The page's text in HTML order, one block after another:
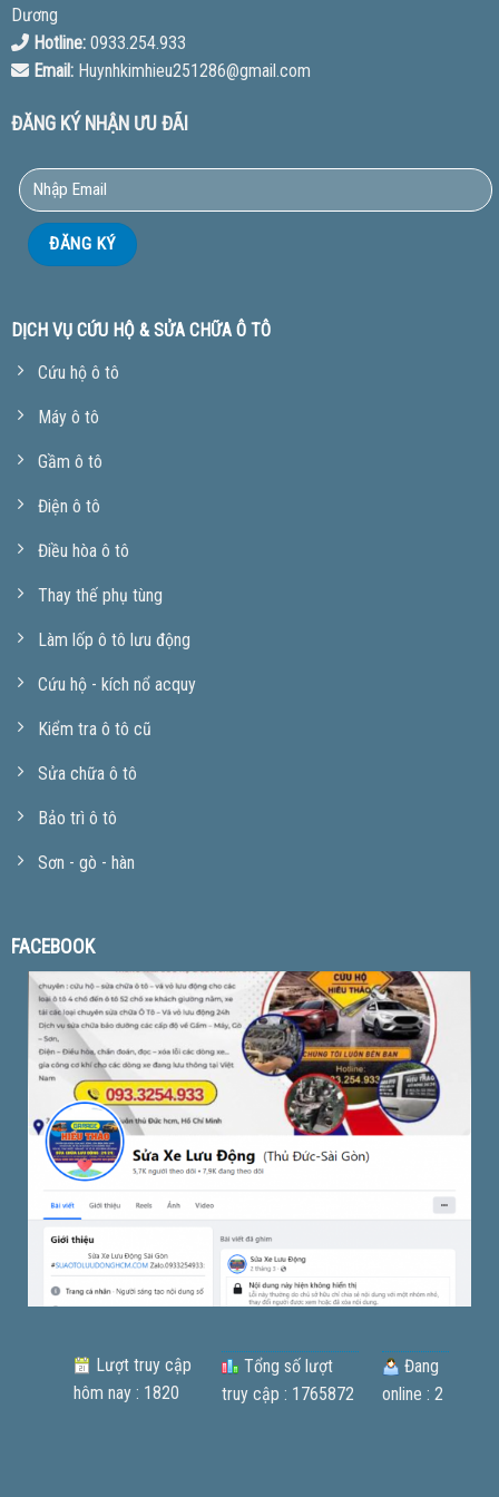
Dương
Hotline:0933.254.933
Email:Huynhkimhieu251286@gmail.com
ĐĂNG KÝ NHẬN ƯU ĐÃI
DỊCH VỤ CỨU HỘ & SỬA CHỮA Ô TÔ
Cứu hộ ô tô
Máy ô tô
Gầm ô tô
Điện ô tô
Điều hòa ô tô
Thay thế phụ tùng
Làm lốp ô tô lưu động
Cứu hộ - kích nổ acquy
Kiểm tra ô tô cũ
Sửa chữa ô tô
Bảo trì ô tô
Sơn - gò - hàn
FACEBOOK
Lượt truy cập
hôm nay : 1820
Tổng số lượt
truy cập : 1765872
Đang
online : 2